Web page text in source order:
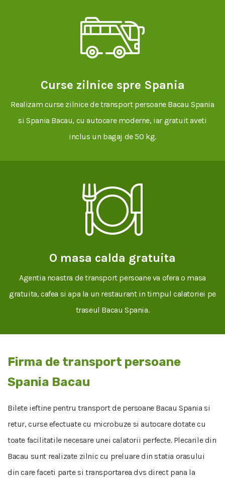
Curse zilnice spre Spania
Realizam curse zilnice de transport persoane Bacau Spania
si Spania Bacau, cu autocare moderne, iar gratuit aveti
inclus un bagaj de 50 kg.
O masa calda gratuita
Agentia noastra de transport persoane va ofera o masa
gratuita, cafea si apa la un restaurant in timpul calatoriei pe
traseul Bacau Spania.
Firma de transport persoane
Spania Bacau
Bilete ieftine pentru transport de persoane Bacau Spania si
retur, curse efectuate cu microbuze si autocare dotate cu
toate facilitatile necesare unei calatorii perfecte. Plecarile din
Bacau sunt realizate zilnic cu preluare din statia orasului
din care faceti parte si transportarea dvs direct pana la